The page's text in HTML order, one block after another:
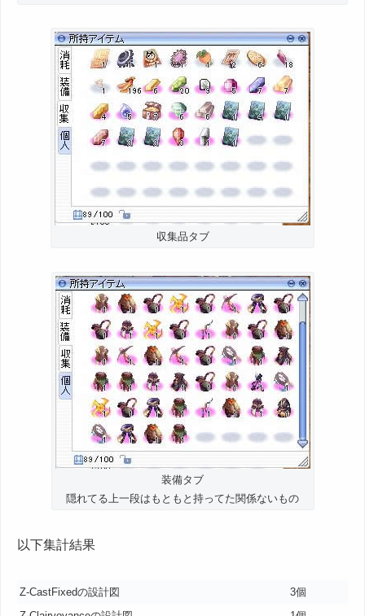
収集品タブ
装備タブ
隠れてる上一段はもともと持ってた関係ないもの
以下集計結果
Z-CastFixedの設計図
3個